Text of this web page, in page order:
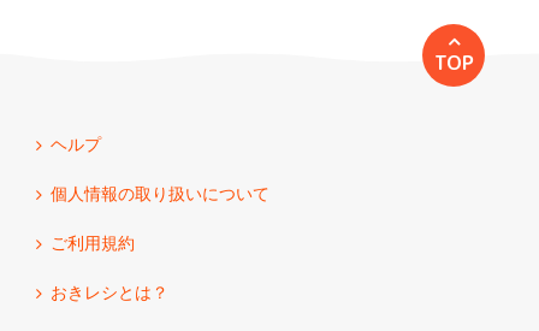
TOP
ヘルプ
個人情報の取り扱いについて
ご利用規約
おきレシとは？